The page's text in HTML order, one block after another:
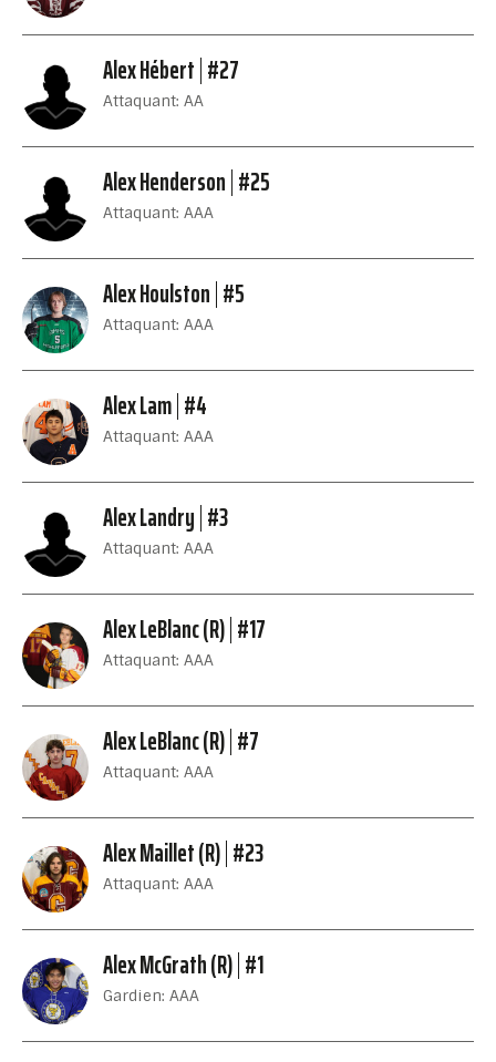
Alex Hébert #27
Attaquant: AA
Alex Henderson #25
Attaquant: AAA
Alex Houlston #5
Attaquant: AAA
Alex Lam #4
Attaquant: AAA
Alex Landry #3
Attaquant: AAA
Alex LeBlanc (R) #17
Attaquant: AAA
Alex LeBlanc (R) #7
Attaquant: AAA
Alex Maillet (R) #23
Attaquant: AAA
Alex McGrath (R) #1
Gardien: AAA